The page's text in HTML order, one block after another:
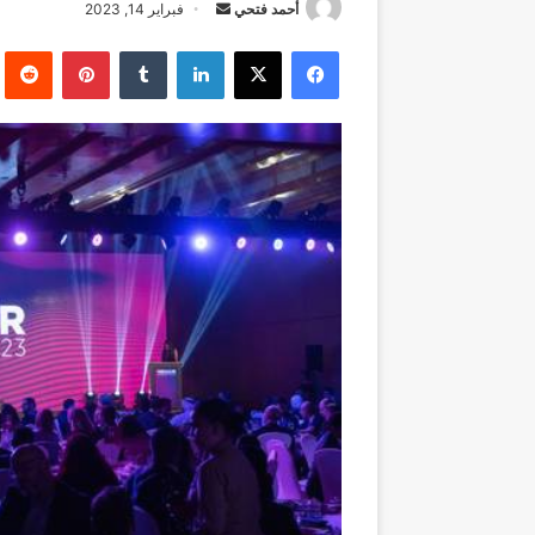
أحمد فتحي
أرسل
إلكترونيا
فبراير 14, 2023
فيسبوك ‫X لينكدإن بينتيريست